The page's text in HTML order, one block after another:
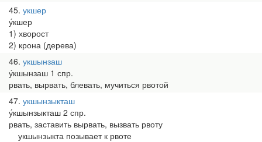
45 укшер
у́кшер
1) хворост
2) крона (дерева)
46 укшынзаш
у́кшынзаш 1 спр.
рвать, вырвать, блевать, мучиться рвотой
47 укшынзыкташ
у́кшынзыкташ 2 спр.
рвать, заставить вырвать, вызвать рвоту
укшынзыкта позывает к рвоте